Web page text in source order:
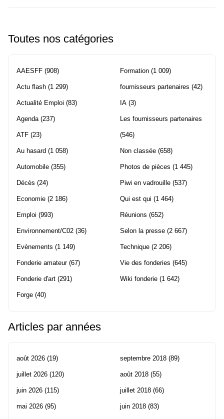
Toutes nos catégories
AAESFF (908)
Actu flash (1 299)
Actualité Emploi (83)
Agenda (237)
ATF (23)
Au hasard (1 058)
Automobile (355)
Décès (24)
Economie (2 186)
Emploi (993)
Environnement/C02 (36)
Evènements (1 149)
Fonderie amateur(67)
Fonderie d'art (291)
Forge (40)
Formation (1 009)
fournisseurs partenaires (42)
IA (3)
Les fournisseurs partenaires
(546)
Non classée (658)
Photos de pièces (1 445)
Piwi en vadrouille (537)
Qui est qui (1 464)
Réunions (652)
Selon la presse (2 667)
Technique (2 206)
Vie des fonderies (645)
Wiki fonderie (1 642)
Articles par années
août 2026 (19)
juillet 2026 (120)
juin 2026 (115)
mai 2026 (95)
septembre 2018 (89)
août 2018 (55)
juillet 2018 (66)
juin 2018 (83)